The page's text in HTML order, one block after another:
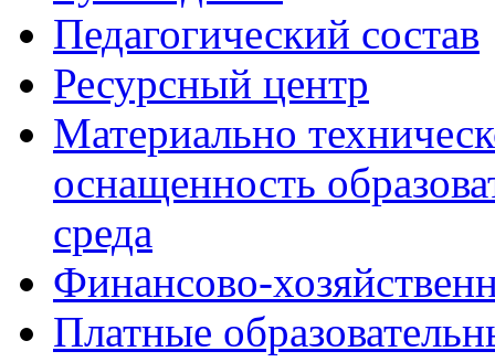
Педагогический состав
Ресурсный центр
Материально
оснащенность
среда
Финансово-
Платные